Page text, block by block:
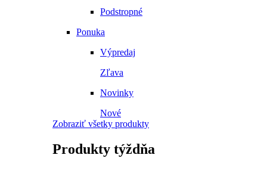
Podstropné
Ponuka
Výpredaj
Zľava
Novinky
Nové
Zobraziť všetky produkty
Produkty týždňa